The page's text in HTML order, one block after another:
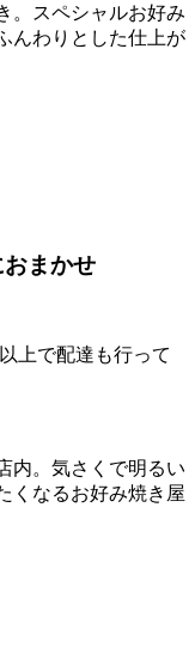
。スペシャルお好み
んわりとした仕上が
まかせ
上で配達も行って
内。気さくで明るい
くなるお好み焼き屋